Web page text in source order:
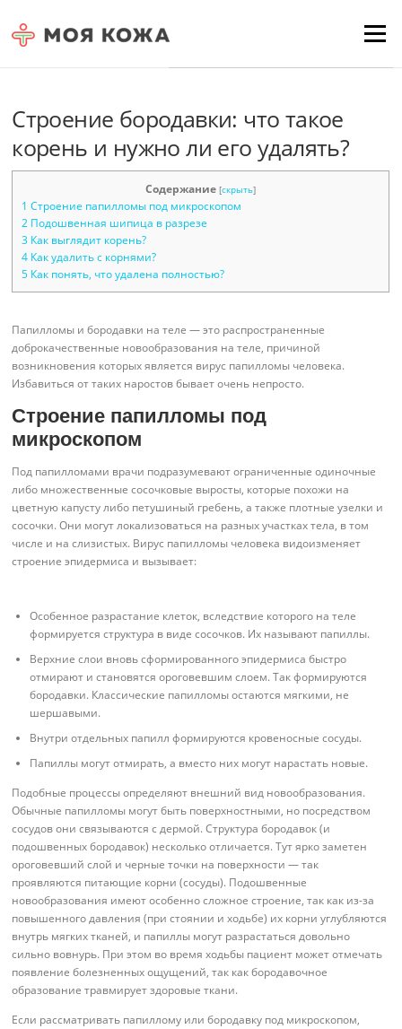
Menu
Строение бородавки: что такое
корень и нужно ли его удалять?
Содержание [скрыть]
1 Строение папилломы под микроскопом
2 Подошвенная шипица в разрезе
3 Как выглядит корень?
4 Как удалить с корнями?
5 Как понять, что удалена полностью?
Папилломы и бородавки на теле — это распространенные
доброкачественные новообразования на теле, причиной
возникновения которых является вирус папилломы человека.
Избавиться от таких наростов бывает очень непросто.
Строение папилломы под
микроскопом
Под папилломами врачи подразумевают ограниченные одиночные
либо множественные сосочковые выросты, которые похожи на
цветную капусту либо петушиный гребень, а также плотные узелки и
сосочки. Они могут локализоваться на разных участках тела, в том
числе и на слизистых. Вирус папилломы человека видоизменяет
строение эпидермиса и вызывает:
Особенное разрастание клеток, вследствие которого на теле
формируется структура в виде сосочков. Их называют папиллы.
Верхние слои вновь сформированного эпидермиса быстро
отмирают и становятся ороговевшим слоем. Так формируются
бородавки. Классические папилломы остаются мягкими, не
шершавыми.
Внутри отдельных папилл формируются кровеносные сосуды.
Папиллы могут отмирать, а вместо них могут нарастать новые.
Подобные процессы определяют внешний вид новообразования.
Обычные папилломы могут быть поверхностными, но посредством
сосудов они связываются с дермой. Структура бородавок (и
подошвенных бородавок) несколько отличается. Тут ярко заметен
ороговевший слой и черные точки на поверхности — так
проявляются питающие корни (сосуды). Подошвенные
новообразования имеют особенно сложное строение, так как из-за
повышенного давления (при стоянии и ходьбе) их корни углубляются
внутрь мягких тканей, и папиллы могут разрастаться довольно
сильно вовнурь. При этом во время ходьбы пациент может отмечать
появление болезненных ощущений, так как бородавочное
образование травмирует здоровые ткани.
Если рассматривать папиллому или бородавку под микроскопом,
Для любых предложений по